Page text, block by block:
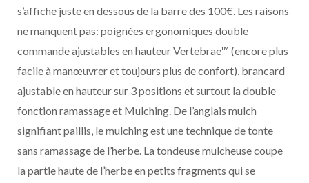
s’affiche juste en dessous de la barre des 100€. Les raisons
ne manquent pas: poignées ergonomiques double
commande ajustables en hauteur Vertebrae™ (encore plus
facile à manœuvrer et toujours plus de confort), brancard
ajustable en hauteur sur 3 positions et surtout la double
fonction ramassage et Mulching. De l’anglais mulch
signifiant paillis, le mulching est une technique de tonte
sans ramassage de l’herbe. La tondeuse mulcheuse coupe
la partie haute de l’herbe en petits fragments qui se